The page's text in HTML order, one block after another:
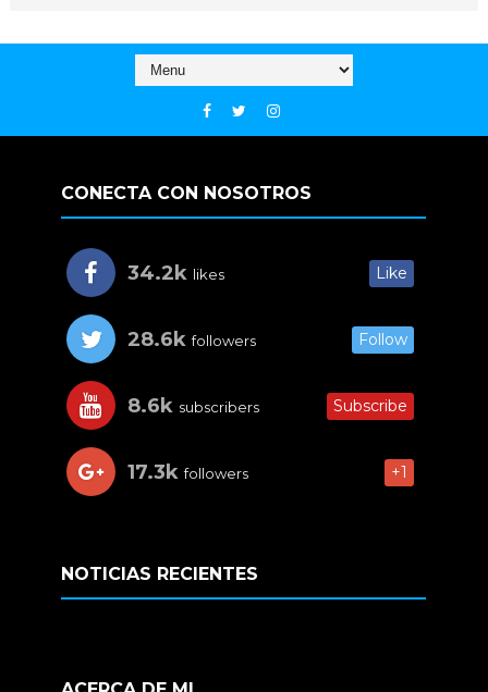
CONECTA CON NOSOTROS
34.2k likes Like
28.6k followers Follow
8.6k subscribers Subscribe
17.3k followers +1
NOTICIAS RECIENTES